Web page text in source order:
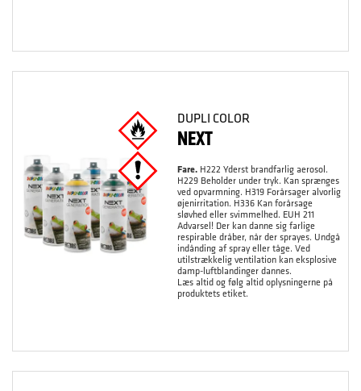
DUPLI COLOR
NEXT
Fare. H222 Yderst brandfarlig aerosol.
H229 Beholder under tryk. Kan sprænges
ved opvarmning. H319 Forårsager alvorlig
øjenirritation. H336 Kan forårsage
sløvhed eller svimmelhed. EUH 211
Advarsel! Der kan danne sig farlige
respirable dråber, når der sprayes. Undgå
indånding af spray eller tåge. Ved
utilstrækkelig ventilation kan eksplosive
damp-luftblandinger dannes.
Læs altid og følg altid oplysningerne på
produktets etiket.